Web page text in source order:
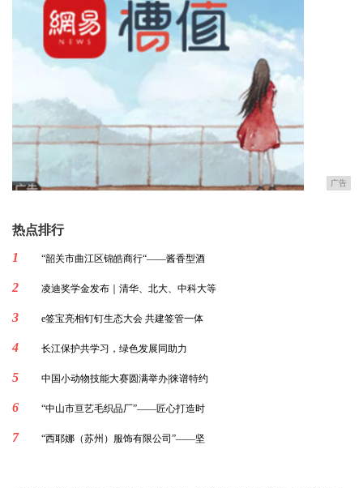
广告
热点排行
1
“韶关市曲江区锦皓商行“——酱香型酒
2 凌迪奖学金发布｜清华、北大、中科大等
3 e签宝亮相钉钉生态大会 共建签管一体
4 长江保护共学习，绿色发展同助力
5 中国小动物技能大赛圆满举办|徕谱特约
6 “中山市亘艺毛织品厂”——匠心打造时
7 “西耶娜（苏州）服饰有限公司”——坚